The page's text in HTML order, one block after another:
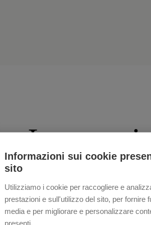
Le
Informazioni sui cookie
sito
Utilizziamo i cookie per raccogliere e
prestazioni e sull'utilizzo del sito, per fornire
media e per migliorare e personalizzare
presenti.